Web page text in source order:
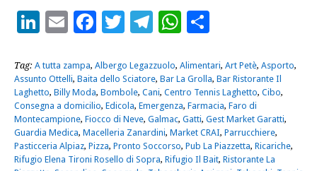
LinkedIn
EmailFacebook
Twitter
Telegram
WhatsApp
Tag: A tutta zampa, Albergo Legazzuolo, Alimentari, Art Petè, Asporto,
Assunto Ottelli, Baita dello Sciatore, Bar La Grolla, Bar Ristorante Il
Laghetto, Billy Moda, Bombole, Cani, Centro Tennis Laghetto, Cibo,
Consegna a domicilio, Edicola, Emergenza, Farmacia, Faro di
Montecampione, Fiocco di Neve, Galmac, Gatti, Gest Market Garatti,
Guardia Medica, Macelleria Zanardini, Market CRAI, Parrucchiere,
Pasticceria Alpiaz, Pizza, Pronto Soccorso, Pub La Piazzetta, Ricariche,
Rifugio Elena Tironi Rosello di Sopra, Rifugio Il Bait, Ristorante La